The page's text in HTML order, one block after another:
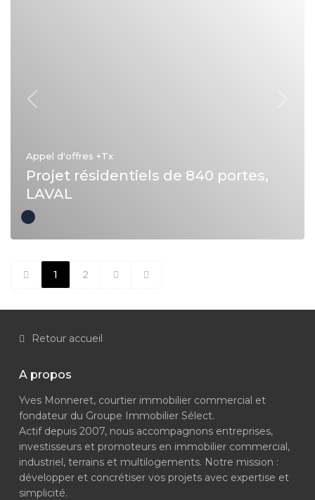
Précédent
Appel d'offres +Tx
Projet résidentiels de 840 portes,
LAVAL
1 2
Retour accueil
A propos
Yves Monneret, courtier immobilier commercial et
fondateur du Groupe Immobilier Sélect.
Actif depuis 2007, nous accompagnons entreprises,
investisseurs et promoteurs en immobilier commercial,
industriel, terrains et multilogements. Notre mission :
développer et concrétiser vos projets avec expertise et
simplicité.